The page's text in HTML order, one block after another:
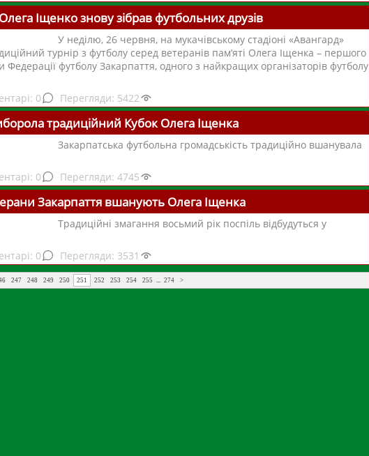
Іщенко знову зібрав футбольних друзів
У неділю, 26 червня, на мукачівському стадіоні «Авангард»
турнір з футболу серед ветеранів пам’яті Олега Іщенка – першого
Федерації футболу Закарпаття, одного з найкращих організаторів футболу
0 5422
традиційний Кубок Олега Іщенка
Закарпатська футбольна громадськість традиційно вшанувала
0 4745
Закарпаття вшанують Олега Іщенка
Традиційні змагання восьмий рік поспіль відбудуться у
0 3531
247 248 249 250 251 252 253 254 255 ... 274 >